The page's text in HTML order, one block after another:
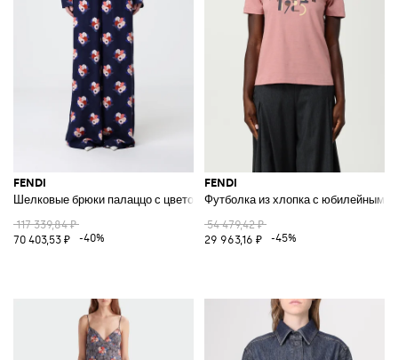
FENDI
Шелковые брюки палаццо с цветочным принтом
117 339,84 ₽
70 403,53 ₽
-40%
FENDI
Футболка из хлопка с юбилейным
54 479,42 ₽
29 963,16 ₽
-45%